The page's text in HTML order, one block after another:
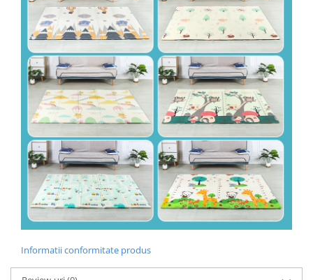
Pistoale electrice aer cald
Pistoale electrice de vopsit
Echipamente de protectie
Cizme, bocanci, pantofi si galosi
Manusi si palmare
Ochelari si casti de protectie
Statii si pistoale de lipit
Statii si pistoale de lipit
Accesorii, consumabile, piese
Accesorii
Acumulatori si incarcatoare scule
electrice
Strung
Informatii conformitate produs